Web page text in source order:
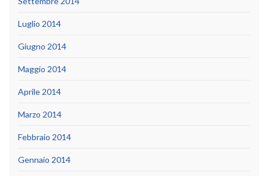
Luglio 2014
Giugno 2014
Maggio 2014
Aprile 2014
Marzo 2014
Febbraio 2014
Gennaio 2014